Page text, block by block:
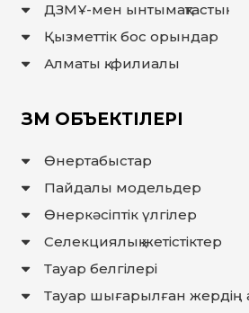
ДЗМҰ-мен ынтымақтастық
Қызметтік бос орындар
Алматы қ. филиалы
ЗМ ОБЪЕКТІЛЕРІ
Өнертабыстар
Пайдалы модельдер
Өнеркәсіптік үлгілер
Селекциялық жетістіктер
Тауар белгілері
Тауар шығарылған жердiң